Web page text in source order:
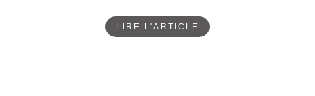
LIRE L'ARTICLE